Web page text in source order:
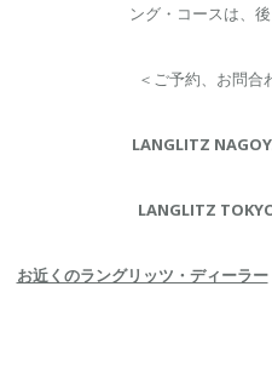
ング・コースは、
＜ご予約、お問合
LANGLITZ
LANGLITZ
お近くのラングリッツ・ディーラー